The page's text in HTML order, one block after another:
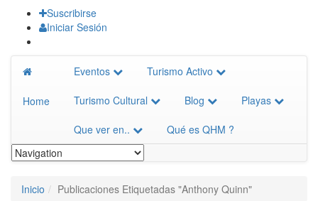
Suscribirse
Iniciar Sesión
Home
Eventos Turismo Activo
Turismo Cultural Blog Playas
Que ver en.. Qué es QHM ?
Inicio Publicaciones Etiquetadas "Anthony Quinn"